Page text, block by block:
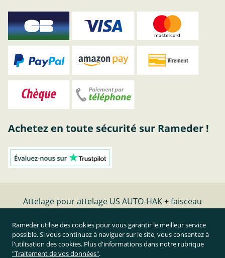
Achetez en toute sécurité sur Rameder !
Attelage pour attelage US AUTO-HAK + faisceau
Résilier le contrat
Rameder utilise des cookies pour vous garantir le meilleur service
possible. Si vous continuez à naviguer sur le site, vous consentez à
l'utilisation des cookies. Plus d'informations dans notre rubrique
"Traitement de vos données".